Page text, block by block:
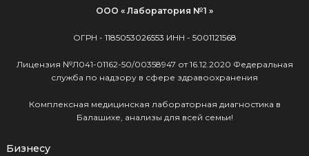
ООО « Лаборатория №1 »
ОГРН - 1185053026553 ИНН - 5001121568
Лицензия №Л041-01162-50/00358947 от 16.12.2020 Федеральная
служба по надзору в сфере здравоохранения
Комплексная медицинская лабораторная диагностика в
Балашихе, анализы для всей семьи!
Бизнесу